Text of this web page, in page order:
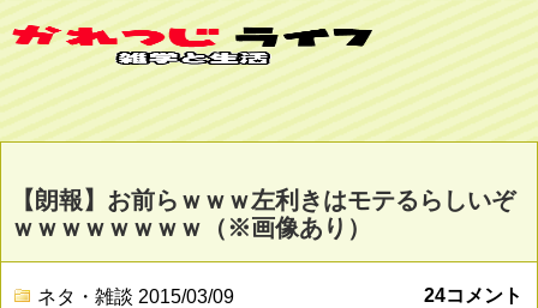
【朗報】お前らｗｗｗ左利きはモテるらしいぞ
ｗｗｗｗｗｗｗｗ（※画像あり）
ネタ・雑談 2015/03/09 24コメント